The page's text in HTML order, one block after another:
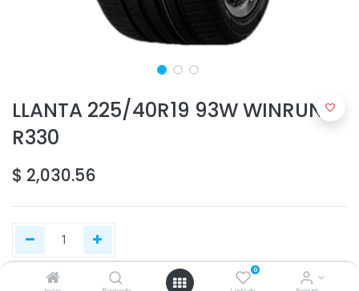
0
LLANTA 225/40R19 93W WINRUN
R330
$ 2,030.56